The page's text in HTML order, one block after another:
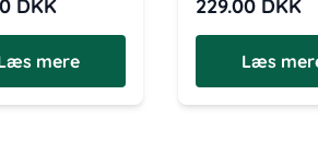
DKK
mere
229.00 DKK
Læs